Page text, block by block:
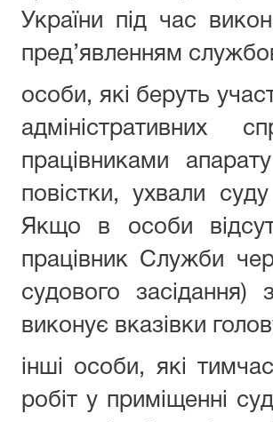
України під час
пред’явленням
особи, які беруть
працівниками
повістки, ухвали
Якщо в особи
працівник Служби
судового
виконує вказівки
інші особи, які
робіт у приміщенні